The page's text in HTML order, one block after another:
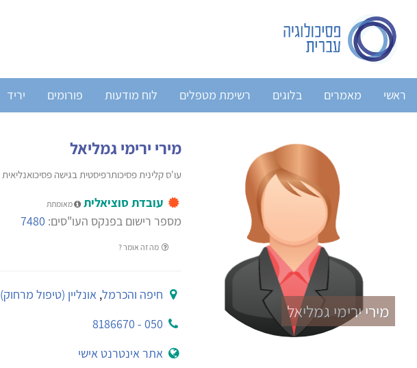
ראשי מאמרים בלוגים רשימת מטפלים לוח מודעות פורומים יריד
מירי ירימי גמליאל
מירי ירימי גמליאל
עו'ס קלינית פסיכותרפיסטית בגישה פסיכואנליאית
עובדת סוציאלית מאומתת
מספר רישום בפנקס העו"סים: 7480
מה זה אומר ?
חיפה והכרמל,אונליין (טיפול מרחוק)
050 - 8186670
אתר אינטרנט אישי